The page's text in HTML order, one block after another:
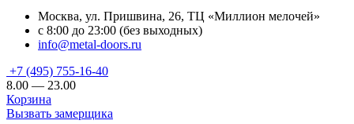
Москва, ул. Пришвина, 26, ТЦ «Миллион мелочей»
с 8:00 до 23:00 (без выходных)
info@metal-doors.ru
+7 (495) 755-16-40
8.00 — 23.00
Корзина
Вызвать замерщика